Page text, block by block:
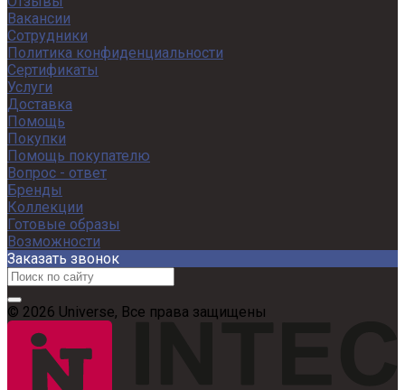
Вакансии
Сотрудники
Политика конфиденциальности
Сертификаты
Услуги
Доставка
Помощь
Покупки
Помощь покупателю
Вопрос - ответ
Бренды
Коллекции
Готовые образы
Возможности
Заказать звонок
© 2026 Universe, Все права защищены